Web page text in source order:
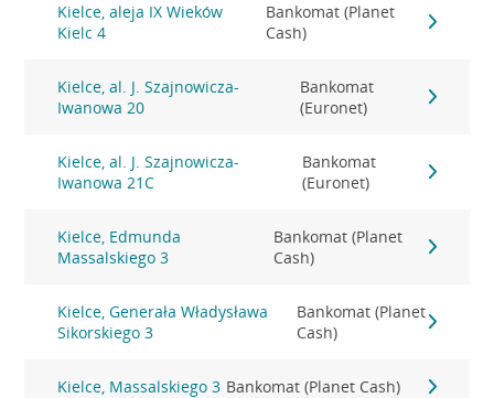
Kielce, aleja IX Wieków
Kielc 4
Bankomat (Planet
Cash)
Kielce, al. J. Szajnowicza-
Iwanowa 20
Bankomat
(Euronet)
Kielce, al. J. Szajnowicza-
Iwanowa 21C
Bankomat
(Euronet)
Kielce, Edmunda
Massalskiego 3
Bankomat (Planet
Cash)
Kielce, Generała Władysława
Sikorskiego 3
Bankomat (Planet
Cash)
Kielce, Massalskiego 3 Bankomat (Planet Cash)